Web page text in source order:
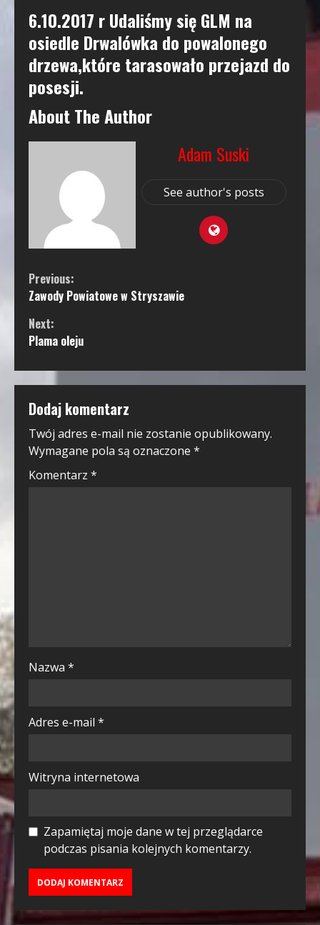
6.10.2017 r Udaliśmy się GLM na
osiedle Drwalówka do powalonego
drzewa,które tarasowało przejazd do
posesji.
About The Author
Adam Suski
See author's posts
Continue
Reading
Previous:
Zawody Powiatowe w Stryszawie
Next:
Plama oleju
Dodaj komentarz
Twój adres e-mail nie zostanie opublikowany.
Wymagane pola są oznaczone *
Komentarz *
Nazwa *
Adres e-mail *
Witryna internetowa
Zapamiętaj moje dane w tej przeglądarce
podczas pisania kolejnych komentarzy.